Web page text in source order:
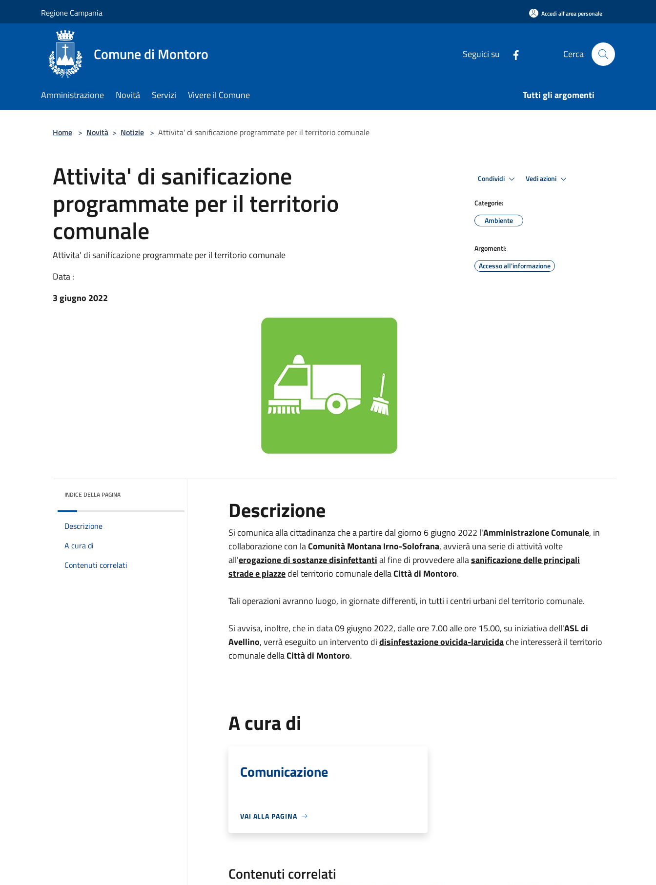
Regione Campania Accedi all'area personale
Comune di Montoro Seguici su Cerca
Amministrazione Novità Servizi Vivere il Comune Tutti gli argomenti
Home > Novità > Notizie > Attivita' di sanificazione programmate per il territorio comunale
Attivita' di sanificazione
programmate per il territorio
comunale
Attivita' di sanificazione programmate per il territorio comunale
Data :
3 giugno 2022
Condividi Vedi azioni
Categorie:
Ambiente
Argomenti:
Accesso all'informazione
INDICE DELLA PAGINA
Descrizione
A cura di
Contenuti correlati
Descrizione
Si comunica alla cittadinanza che a partire dal giorno 6 giugno 2022 l'Amministrazione Comunale, in
collaborazione con laComunità Montana Irno-Solofrana, avvierà una serie di attività volte
all'erogazione di sostanze disinfettantial fine di provvedere allasanificazione delle principali
strade e piazzedel territorio comunale dellaCittà di Montoro.
Tali operazioni avranno luogo, in giornate differenti, in tutti i centri urbani del territorio comunale.
Si avvisa, inoltre, che in data 09 giugno 2022, dalle ore 7.00 alle ore 15.00, su iniziativa dell'ASL di
Avellino, verrà eseguito un intervento didisinfestazione ovicida-larvicidache interesserà il territorio
comunale dellaCittà di Montoro.
A cura di
Comunicazione
VAI ALLA PAGINA
Contenuti correlati